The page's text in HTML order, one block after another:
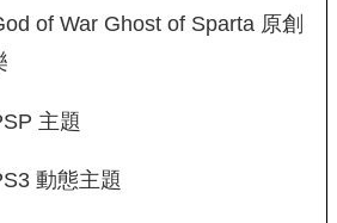
of War Ghost of Sparta 原創
主題
動態主題